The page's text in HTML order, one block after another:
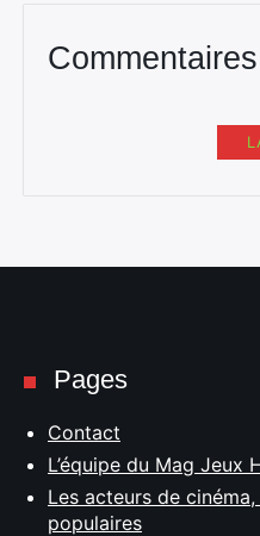
Commentaires
Pages
Contact
L’équipe du Mag Jeux
Les acteurs de
populaires